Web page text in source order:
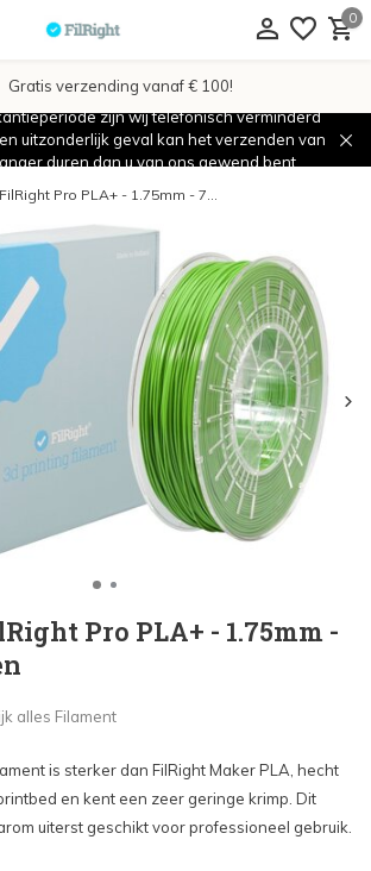
0
Gratis verzending vanaf € 100!
zijn wij telefonisch verminderd
uitzonderlijk geval kan het verzenden van
duren dan u van ons gewend bent.
FilRight Pro PLA+ - 1.75mm - 7...
Pro PLA+ - 1.75mm -
alles Filament
is sterker dan FilRight Maker PLA, hecht
en kent een zeer geringe krimp. Dit
uiterst geschikt voor professioneel gebruik.